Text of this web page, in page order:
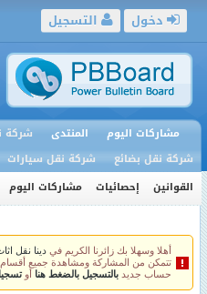
التسجيل دخول
مشاركات اليوم المنتدى شركة
شركة نقل بضائع
شركة نقل سيارات
القوانين
إحصائيات مشاركات اليوم
أهلا وسهلا بك زائرنا الكريم فيدينا نقل اثاث
تتمكن من المشاركة ومشاهدة جميع أقسام
حساب جديدبالتسجيل بالضغط هنا أو